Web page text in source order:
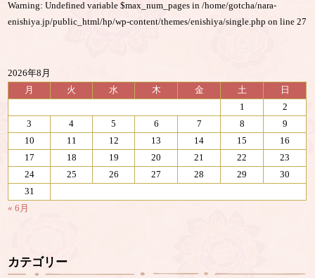
Warning: Undefined variable $max_num_pages in/home/gotcha/nara-
enishiya.jp/public_html/hp/wp-content/themes/enishiya/single.php on line27
2026年8月
月
火 水 木 金 土
日
1
2
3
4 5 6 7 8
9
10
11 12 13 14 15
16
17
18 19 20 21 22
23
24
25 26 27 28 29
30
31
« 6月
カテゴリー